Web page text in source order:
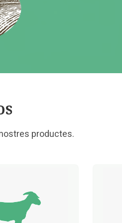
productes.